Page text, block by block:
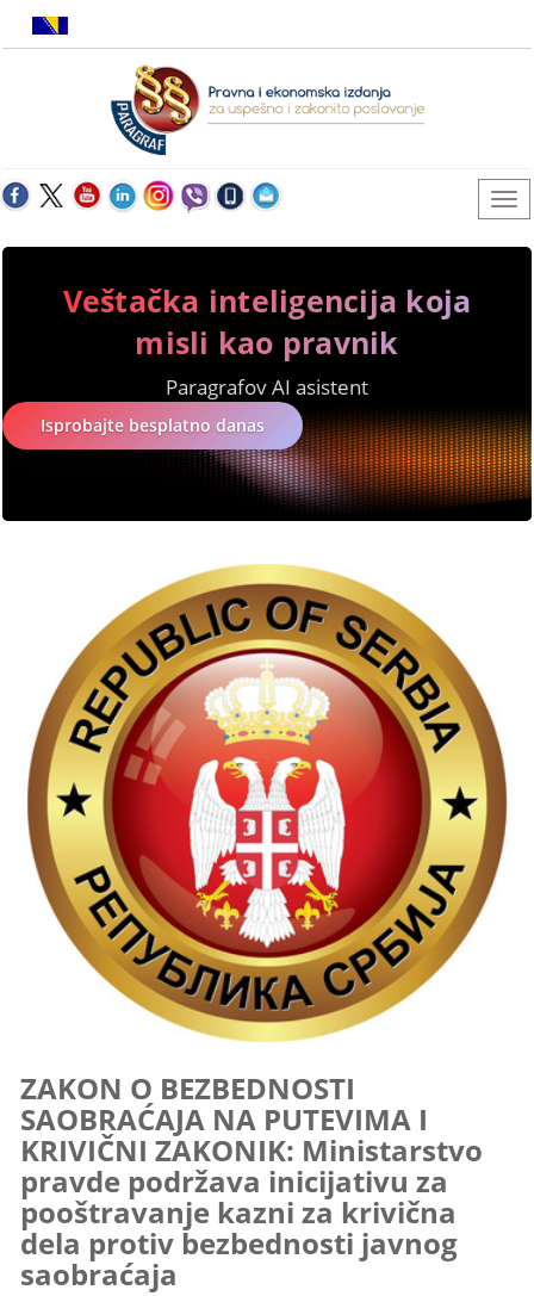
Veštačka inteligencija koja
misli kao pravnik
Paragrafov AI asistent
Isprobajte besplatno danas
ZAKON O BEZBEDNOSTI
SAOBRAĆAJA NA PUTEVIMA I
KRIVIČNI ZAKONIK: Ministarstvo
pravde podržava inicijativu za
pooštravanje kazni za krivična
dela protiv bezbednosti javnog
saobraćaja